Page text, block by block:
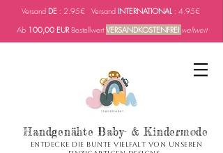
Versand DE : 2.95€ Versand INTERNATIONAL : 4.95€
Ab 100,00 EURBestellwertVERSANDKOSTENFREI weltweit
Handgenähte Baby- & Kindermode
Entdecke die bunte Vielfalt von unseren